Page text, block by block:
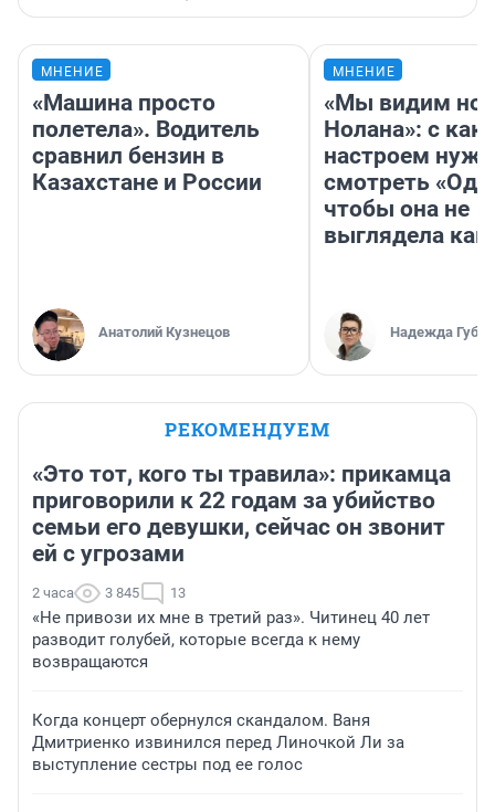
МНЕНИЕ
«Машина просто
полетела». Водитель
сравнил бензин в
Казахстане и России
Анатолий Кузнецов
МНЕНИЕ
«Мы видим
Нолана»: с
настроем
смотреть
чтобы она не
выглядела как
Надежда
РЕКОМЕНДУЕМ
«Это тот, кого ты травила»: прикамца
приговорили к 22 годам за убийство
семьи его девушки, сейчас он звонит
ей с угрозами
2 часа 3 845 13
«Не привози их мне в третий раз». Читинец 40 лет
разводит голубей, которые всегда к нему
возвращаются
Когда концерт обернулся скандалом. Ваня
Дмитриенко извинился перед Линочкой Ли за
выступление сестры под ее голос